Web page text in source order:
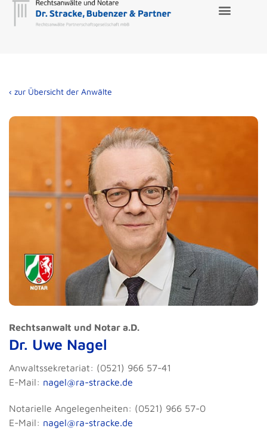
‹ zur Übersicht der Anwälte
Rechtsanwalt und Notar a.D.
Dr. Uwe Nagel
Anwaltssekretariat: (0521) 966 57-41
E-Mail: nagel@ra-stracke.de
Notarielle Angelegenheiten: (0521) 966 57-0
E-Mail: nagel@ra-stracke.de